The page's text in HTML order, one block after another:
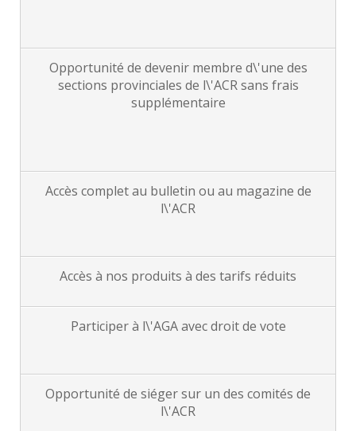
Opportunité de devenir membre d\'une des
sections provinciales de l\'ACR sans frais
supplémentaire
Accès complet au bulletin ou au magazine de
l\'ACR
Accès à nos produits à des tarifs réduits
Participer à l\'AGA avec droit de vote
Opportunité de siéger sur un des comités de
l\'ACR